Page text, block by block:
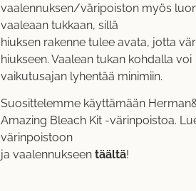
vaalennuksen/väripoiston myös
vaaleaan tukkaan, sillä
hiuksen rakenne tulee avata, jotta
hiukseen. Vaalean tukan kohdalla voi
vaikutusajan lyhentää minimiin.
Suosittelemme käyttämään
Amazing Bleach Kit -värinpoistoa.
värinpoistoon
ja vaalennukseen täältä!